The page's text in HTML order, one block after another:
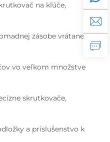
na kľúče,
zásobe vrátane
vo veľkom množstve
skrutkovače,
a príslušenstvo k